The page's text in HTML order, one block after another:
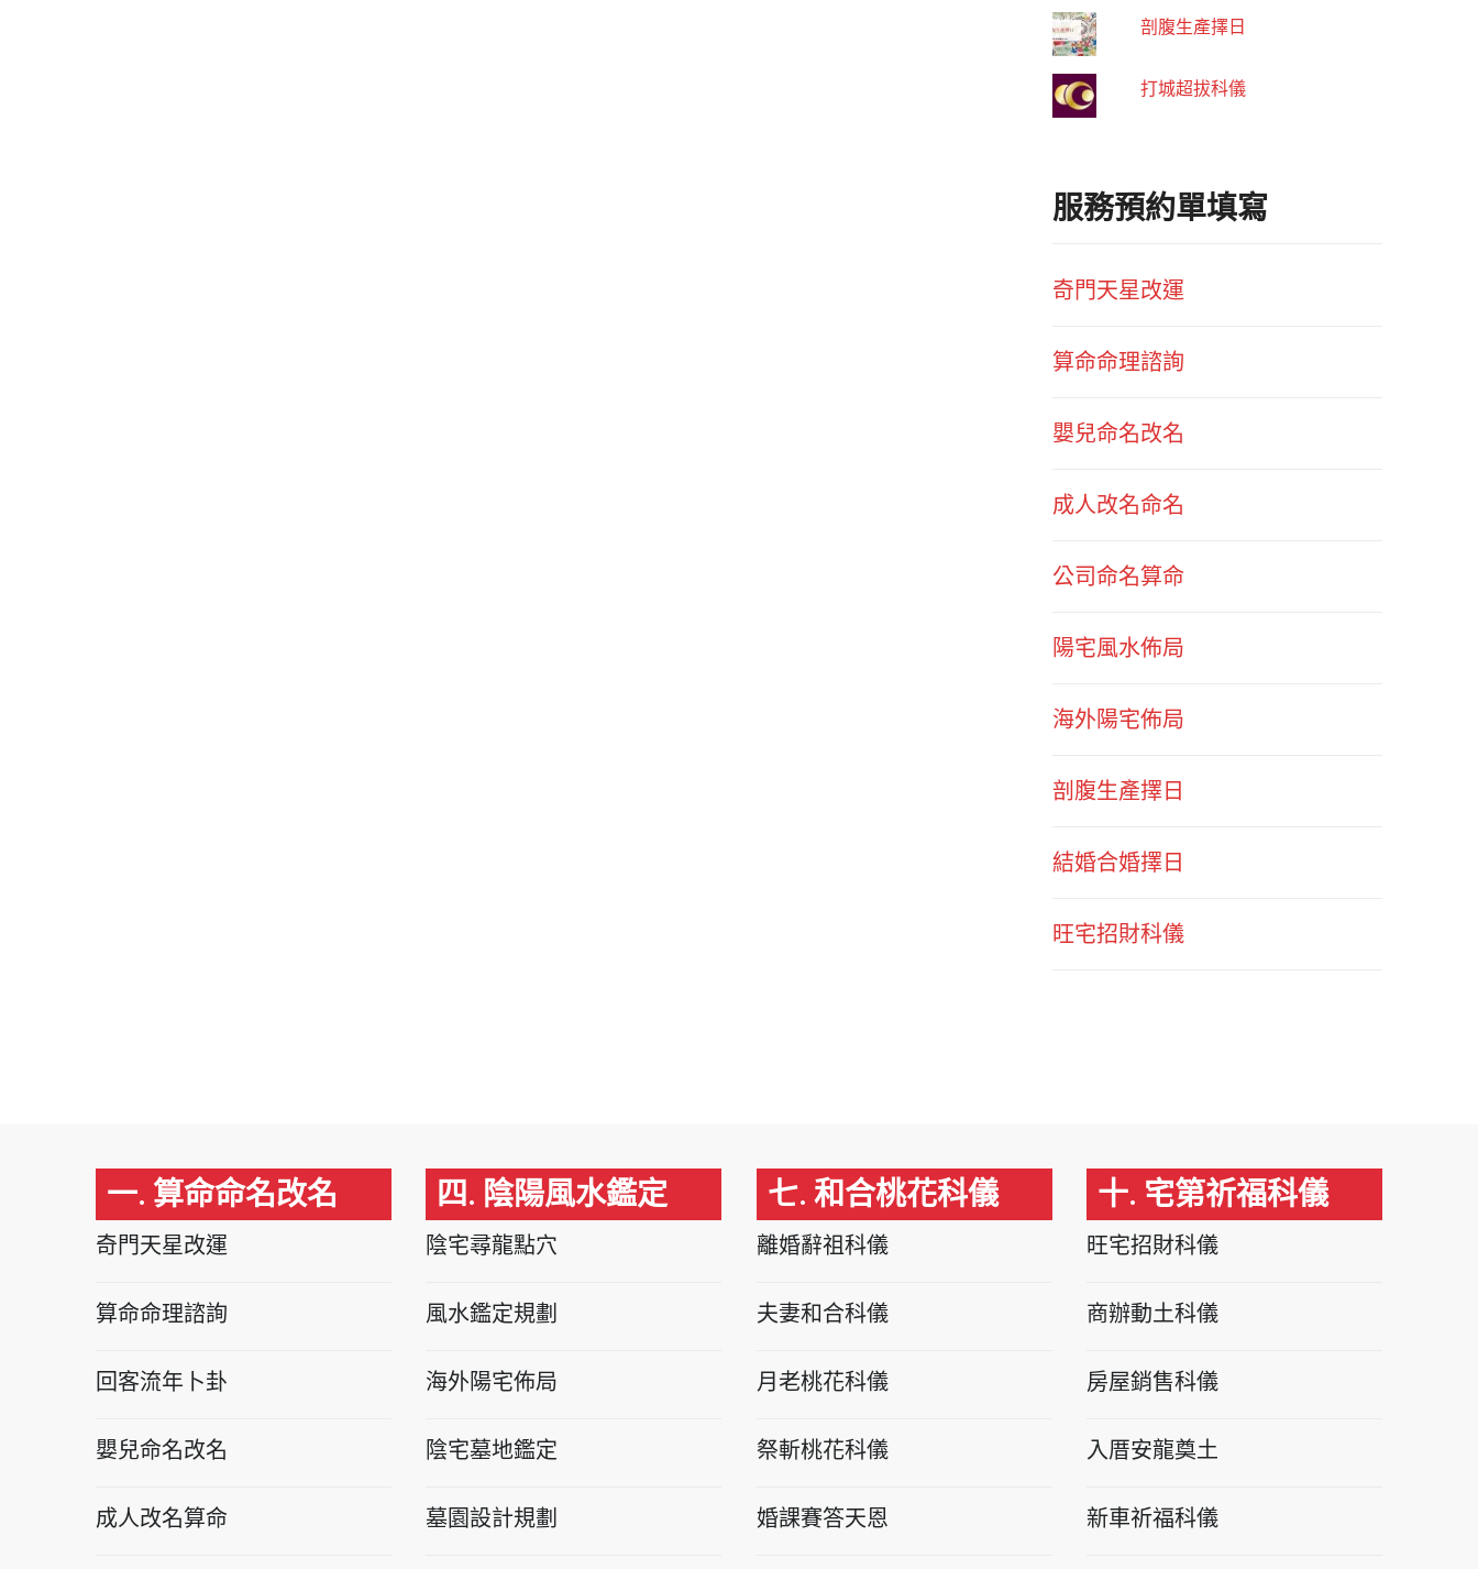
剖腹生產擇日
打城超拔科儀
服務預約單填寫
奇門天星改運
算命命理諮詢
嬰兒命名改名
成人改名命名
公司命名算命
陽宅風水佈局
海外陽宅佈局
剖腹生產擇日
結婚合婚擇日
旺宅招財科儀
一. 算命命名改名
奇門天星改運
算命命理諮詢
回客流年卜卦
嬰兒命名改名
成人改名算命
四. 陰陽風水鑑定
陰宅尋龍點穴
風水鑑定規劃
海外陽宅佈局
陰宅墓地鑑定
墓園設計規劃
七. 和合桃花科儀
離婚辭祖科儀
夫妻和合科儀
月老桃花科儀
祭斬桃花科儀
婚課賽答天恩
十. 宅第祈福科儀
旺宅招財科儀
商辦動土科儀
房屋銷售科儀
入厝安龍奠土
新車祈福科儀